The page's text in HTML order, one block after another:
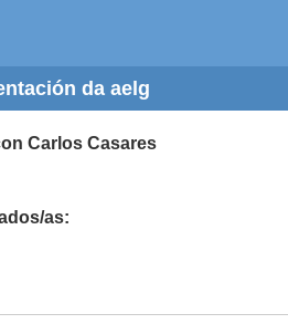
da aelg
Carlos Casares
as: